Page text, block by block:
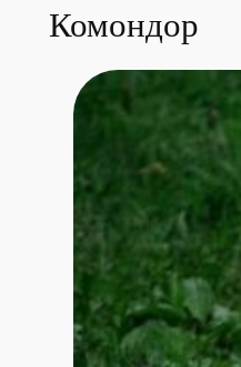
Комондор